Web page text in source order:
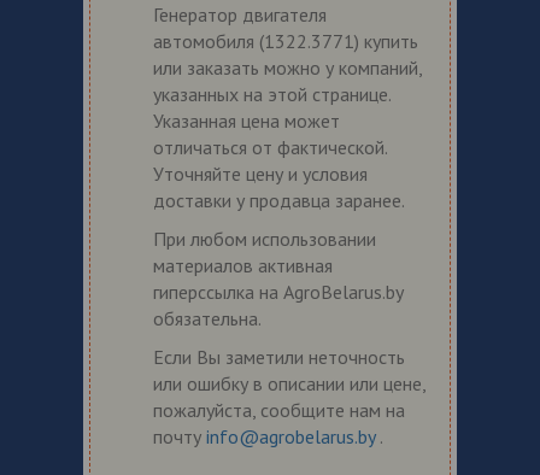
Генератор двигателя
автомобиля (1322.3771) купить
или заказать можно у компаний,
указанных на этой странице.
Указанная цена может
отличаться от фактической.
Уточняйте цену и условия
доставки у продавца заранее.
При любом использовании
материалов активная
гиперссылка на AgroBelarus.by
обязательна.
Если Вы заметили неточность
или ошибку в описании или цене,
пожалуйста, сообщите нам на
почту info@agrobelarus.by .